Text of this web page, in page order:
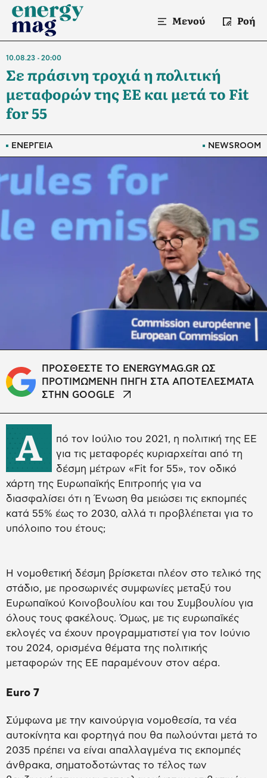
Μενού Ροή
ΕΝΕΡΓΕΙΑ NEWSROOM
10.08.23 20:00
Σε πράσινη τροχιά η πολιτική
μεταφορών της ΕΕ και μετά το Fit
for 55
ΠΡΟΣΘΕΣΤΕ ΤΟ ENERGYMAG.GR ΩΣ
ΠΡΟΤΙΜΩΜΕΝΗ ΠΗΓΗ ΣΤΑ ΑΠΟΤΕΛΕΣΜΑΤΑ
ΣΤΗΝ GOOGLE
Α
πό τον Ιούλιο του 2021, η πολιτική της ΕΕ
για τις μεταφορές κυριαρχείται από τη
δέσμη μέτρων «Fit for 55», τον οδικό
χάρτη της Ευρωπαϊκής Επιτροπής για να
διασφαλίσει ότι η Ένωση θα μειώσει τις εκπομπές
κατά 55% έως το 2030, αλλά τι προβλέπεται για το
υπόλοιπο του έτους;
Η νομοθετική δέσμη βρίσκεται πλέον στο τελικό της
στάδιο, με προσωρινές συμφωνίες μεταξύ του
Ευρωπαϊκού Κοινοβουλίου και του Συμβουλίου για
όλους τους φακέλους. Όμως, με τις ευρωπαϊκές
εκλογές να έχουν προγραμματιστεί για τον Ιούνιο
του 2024, ορισμένα θέματα της πολιτικής
μεταφορών της ΕΕ παραμένουν στον αέρα.
Euro 7
Σύμφωνα με την καινούργια νομοθεσία, τα νέα
αυτοκίνητα και φορτηγά που θα πωλούνται μετά το
2035 πρέπει να είναι απαλλαγμένα τις εκπομπές
άνθρακα, σηματοδοτώντας το τέλος των